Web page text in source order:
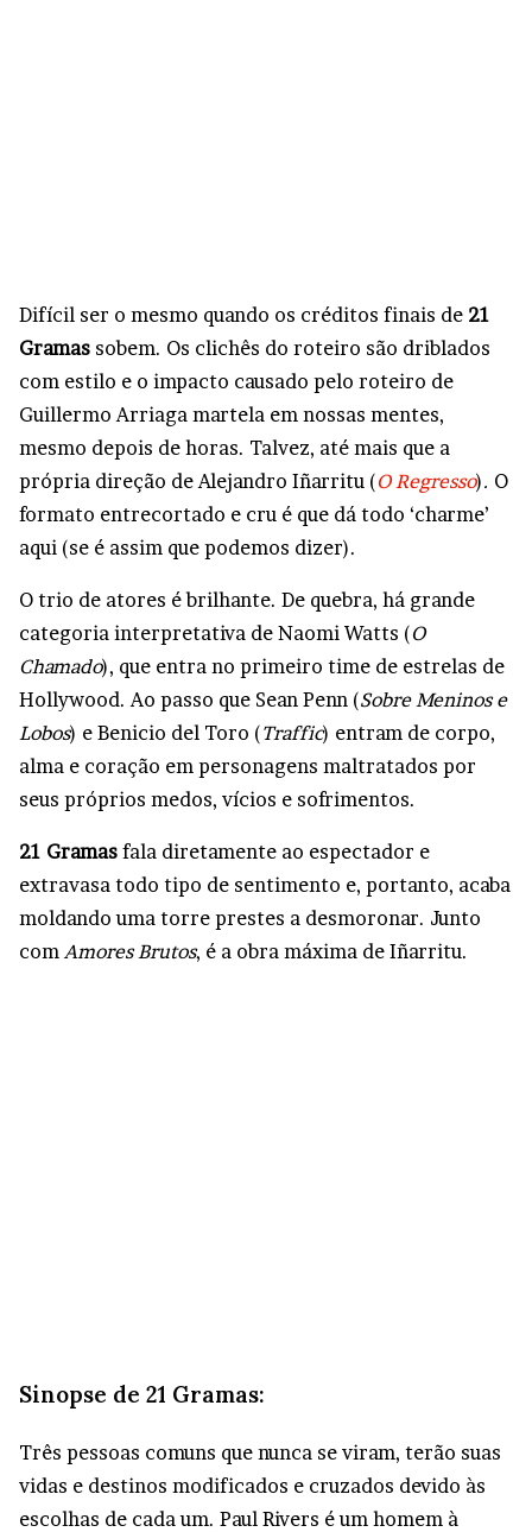
Difícil ser o mesmo quando os créditos finais de 21
Gramas sobem. Os clichês do roteiro são driblados
com estilo e o impacto causado pelo roteiro de
Guillermo Arriaga martela em nossas mentes,
mesmo depois de horas. Talvez, até mais que a
própria direção de Alejandro Iñarritu (O Regresso). O
formato entrecortado e cru é que dá todo ‘charme’
aqui (se é assim que podemos dizer).
O trio de atores é brilhante. De quebra, há grande
categoria interpretativa de Naomi Watts (O
Chamado), que entra no primeiro time de estrelas de
Hollywood. Ao passo que Sean Penn (Sobre Meninos e
Lobos) e Benicio del Toro (Traffic) entram de corpo,
alma e coração em personagens maltratados por
seus próprios medos, vícios e sofrimentos.
21 Gramas fala diretamente ao espectador e
extravasa todo tipo de sentimento e, portanto, acaba
moldando uma torre prestes a desmoronar. Junto
com Amores Brutos, é a obra máxima de Iñarritu.
Sinopse de 21 Gramas:
Três pessoas comuns que nunca se viram, terão suas
vidas e destinos modificados e cruzados devido às
escolhas de cada um. Paul Rivers é um homem à